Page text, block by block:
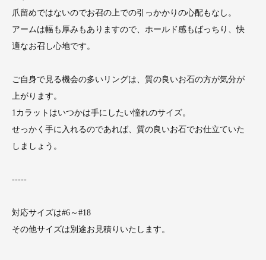
爪留めではないのでお召の上での引っかかりの心配もなし。
アームは幅も厚みもありますので、ホールド感もばっちり、快
適なお召し心地です。
ご自身で見る機会の多いリングは、質の良いお石の方が気分が
上がります。
1カラットはいつかは手にしたい憧れのサイズ。
せっかく手に入れるのであれば、質の良いお石でお仕立ていた
しましょう。
-----
対応サイズは#6～#18
その他サイズは別途お見積りいたします。